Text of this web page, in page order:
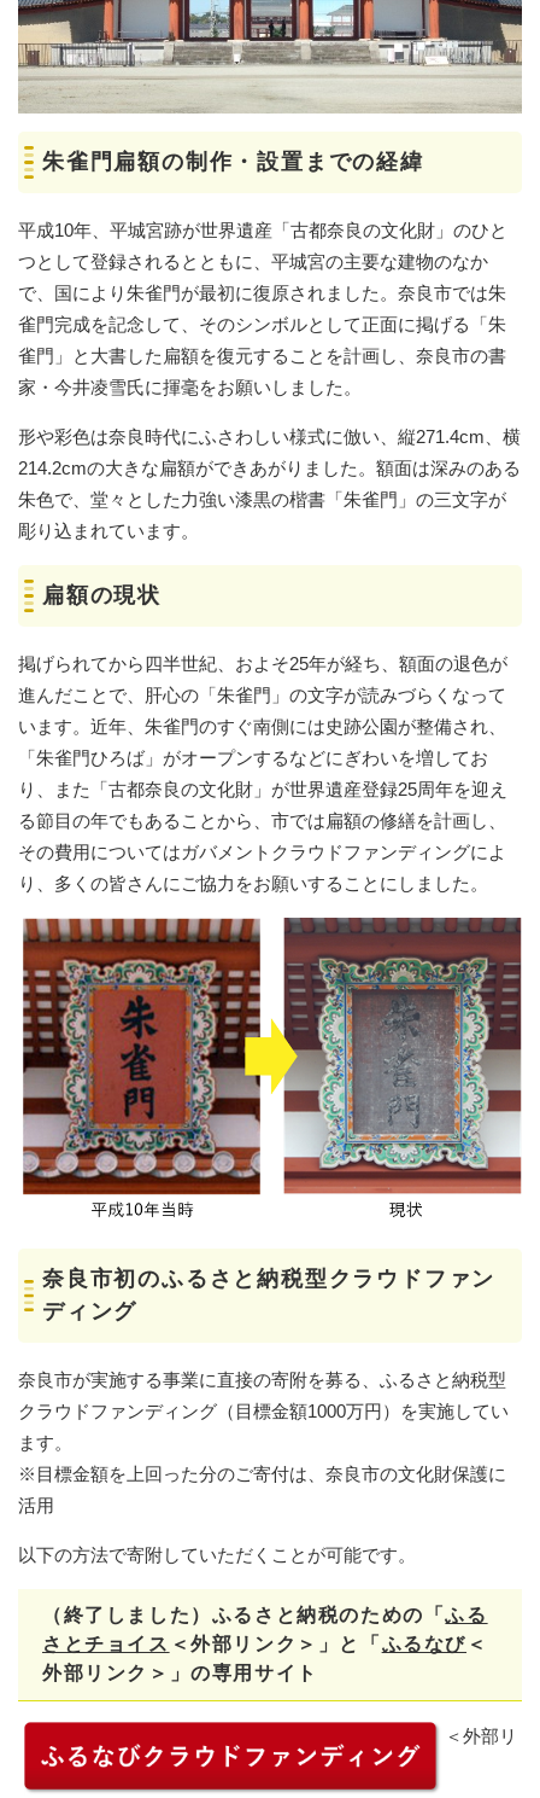
朱雀門扁額の制作・設置までの経緯
平成10年、平城宮跡が世界遺産「古都奈良の文化財」のひと
つとして登録されるとともに、平城宮の主要な建物のなか
で、国により朱雀門が最初に復原されました。奈良市では朱
雀門完成を記念して、そのシンボルとして正面に掲げる「朱
雀門」と大書した扁額を復元することを計画し、奈良市の書
家・今井凌雪氏に揮毫をお願いしました。
形や彩色は奈良時代にふさわしい様式に倣い、縦271.4cm、横
214.2cmの大きな扁額ができあがりました。額面は深みのある
朱色で、堂々とした力強い漆黒の楷書「朱雀門」の三文字が
彫り込まれています。
扁額の現状
掲げられてから四半世紀、およそ25年が経ち、額面の退色が
進んだことで、肝心の「朱雀門」の文字が読みづらくなって
います。近年、朱雀門のすぐ南側には史跡公園が整備され、
「朱雀門ひろば」がオープンするなどにぎわいを増してお
り、また「古都奈良の文化財」が世界遺産登録25周年を迎え
る節目の年でもあることから、市では扁額の修繕を計画し、
その費用についてはガバメントクラウドファンディングによ
り、多くの皆さんにご協力をお願いすることにしました。​
奈良市初のふるさと納税型クラウドファン
ディング
奈良市が実施する事業に直接の寄附を募る、ふるさと納税型
クラウドファンディング（目標金額1000万円）を実施してい
ます。
※目標金額を上回った分のご寄付は、奈良市の文化財保護に
活用​
以下の方法で寄附していただくことが可能です。
（終了しました）ふるさと納税のための「ふる
さとチョイス ＜外部リンク＞ 」と「 ふるなび ＜
外部リンク＞
」の専用サイト​
＜外部リ